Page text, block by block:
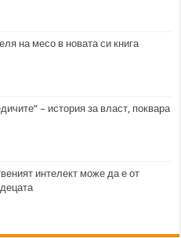
на месо в новата си книга
– история за власт, поквара
интелект може да е от